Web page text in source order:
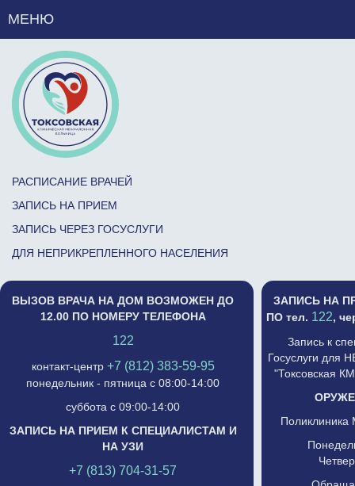
МЕНЮ
РАСПИСАНИЕ ВРАЧЕЙ
ЗАПИСЬ НА ПРИЕМ
ЗАПИСЬ ЧЕРЕЗ ГОСУСЛУГИ
ДЛЯ НЕПРИКРЕПЛЕННОГО НАСЕЛЕНИЯ
ВЫЗОВ ВРАЧА НА ДОМ ВОЗМОЖЕН ДО
12.00 ПО НОМЕРУ ТЕЛЕФОНА
122
контакт-центр +7 (812) 383-59-95
понедельник - пятница с 08:00-14:00
суббота с 09:00-14:00
ЗАПИСЬ НА ПРИЕМ К СПЕЦИАЛИСТАМ И
НА УЗИ
+7 (813) 704-31-57
ЗАПИСЬ НА
ПО тел. 122,
Запись к
Госуслуги для
"Токсовская
Поликлиника